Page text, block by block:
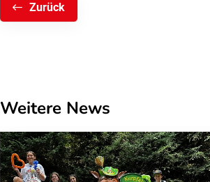
Zurück
Weitere News